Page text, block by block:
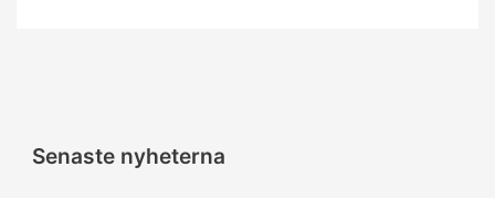
Senaste nyheterna